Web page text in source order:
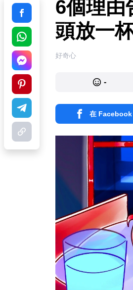
6個理由
頭放一
好奇心
-
在 Facebook